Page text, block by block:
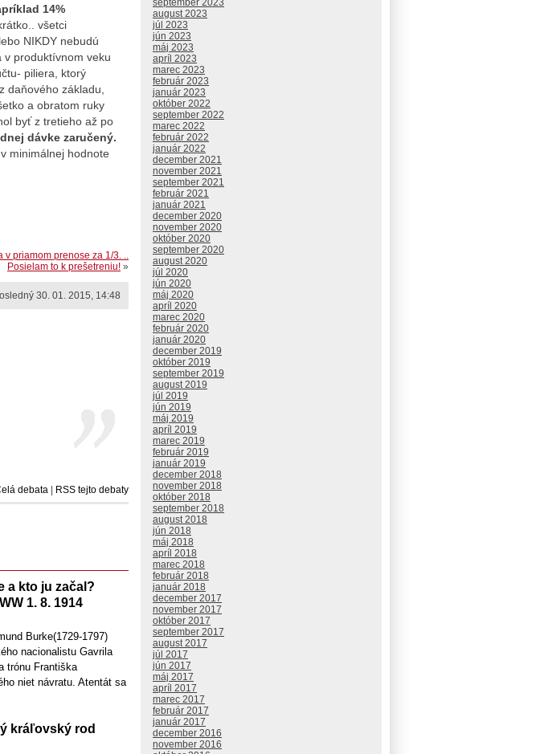
14%
všetci
NIKDY nebudú
v produktívnom veku
piliera, ktorý
daňového základu,
a obratom ruky
byť z tretieho až po
dávke zaručený.
minimálnej hodnote
priamom prenose za 1/3. ..
Posielam to k prešetreniu! »
30. 01. 2015, 14:48
debata | RSS tejto debaty
a kto ju začal?
1. 8. 1914
Burke(1729-1797)
nacionalistu Gavrila
trónu Františka
niet návratu. Atentát sa
kráľovský rod
september 2023
august 2023
júl 2023
jún 2023
máj 2023
apríl 2023
marec 2023
február 2023
január 2023
október 2022
september 2022
marec 2022
február 2022
január 2022
december 2021
november 2021
september 2021
február 2021
január 2021
december 2020
november 2020
október 2020
september 2020
august 2020
júl 2020
jún 2020
máj 2020
apríl 2020
marec 2020
február 2020
január 2020
december 2019
október 2019
september 2019
august 2019
júl 2019
jún 2019
máj 2019
apríl 2019
marec 2019
február 2019
január 2019
december 2018
november 2018
október 2018
september 2018
august 2018
jún 2018
máj 2018
apríl 2018
marec 2018
február 2018
január 2018
december 2017
november 2017
október 2017
september 2017
august 2017
júl 2017
jún 2017
máj 2017
apríl 2017
marec 2017
február 2017
január 2017
december 2016
november 2016